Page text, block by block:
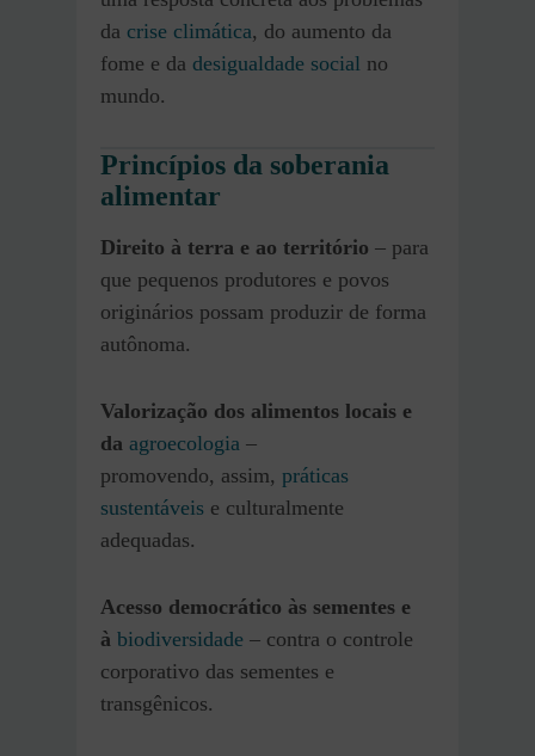
da crise climática, do aumento da
fome e da desigualdade social no
mundo.
Princípios da soberania
alimentar
Direito à terra e ao território – para
que pequenos produtores e povos
originários possam produzir de forma
autônoma.
Valorização dos alimentos locais e
da agroecologia –
promovendo, assim, práticas
sustentáveis e culturalmente
adequadas.
Acesso democrático às sementes e
à biodiversidade – contra o controle
corporativo das sementes e
transgênicos.